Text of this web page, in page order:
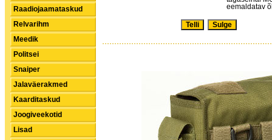
Raadiojaamataskud
Relvarihm
Meedik
Politsei
Snaiper
Jalaväerakmed
Kaarditaskud
Joogiveekotid
Lisad
eemaldatav